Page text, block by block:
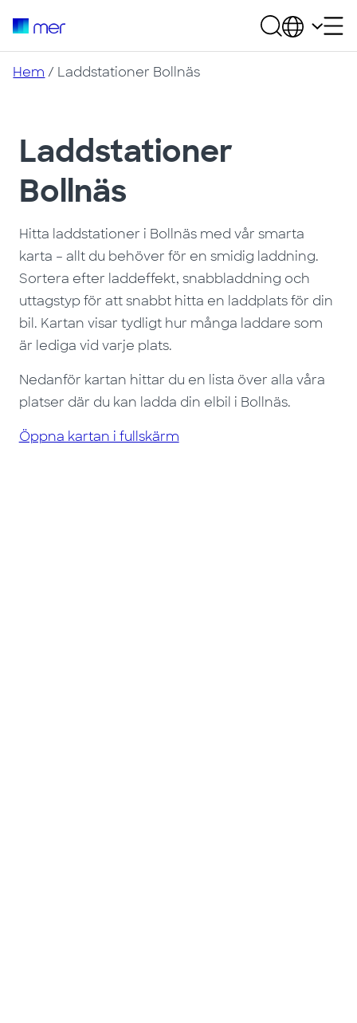
Hem / Laddstationer Bollnäs
Laddstationer
Bollnäs
Hitta laddstationer i Bollnäs med vår smarta
karta – allt du behöver för en smidig laddning.
Sortera efter laddeffekt, snabbladdning och
uttagstyp för att snabbt hitta en laddplats för din
bil. Kartan visar tydligt hur många laddare som
är lediga vid varje plats.
Nedanför kartan hittar du en lista över alla våra
platser där du kan ladda din elbil i Bollnäs.
Öppna kartan i fullskärm